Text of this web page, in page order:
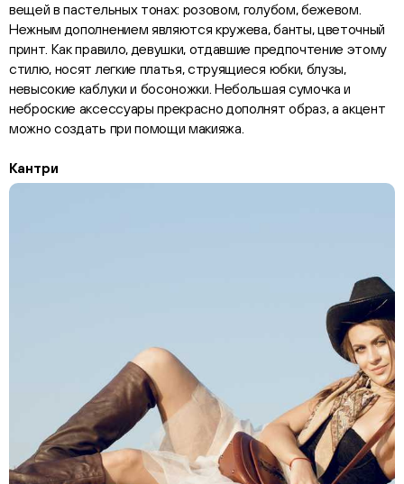
вещей в пастельных тонах: розовом, голубом, бежевом.
Нежным дополнением являются кружева, банты, цветочный
принт. Как правило, девушки, отдавшие предпочтение этому
стилю, носят легкие платья, струящиеся юбки, блузы,
невысокие каблуки и босоножки. Небольшая сумочка и
неброские аксессуары прекрасно дополнят образ, а акцент
можно создать при помощи макияжа.
Кантри